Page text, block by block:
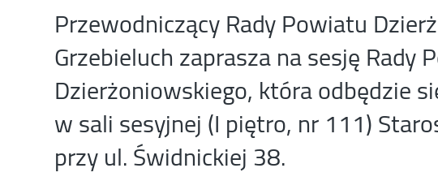
Przewodniczący Rady Powiatu
Grzebieluch zaprasza na sesję Rady
Dzierżoniowskiego, która odbędzie
w sali sesyjnej (I piętro, nr 111)
przy ul. Świdnickiej 38.